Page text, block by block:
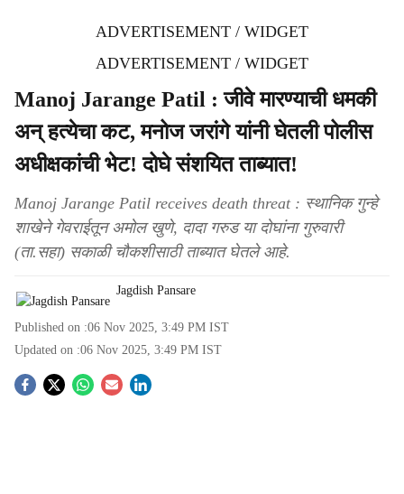
ADVERTISEMENT / WIDGET
ADVERTISEMENT / WIDGET
Manoj Jarange Patil : जीवे मारण्याची धमकी
अन् हत्येचा कट, मनोज जरांगे यांनी घेतली पोलीस
अधीक्षकांची भेट! दोघे संशयित ताब्यात!
Manoj Jarange Patil receives death threat : स्थानिक गुन्हे
शाखेने गेवराईतून अमोल खुणे, दादा गरुड या दोघांना गुरुवारी
(ता.सहा) सकाळी चौकशीसाठी ताब्यात घेतले आहे.
Jagdish Pansare
Published on :06 Nov 2025, 3:49 PM IST
Updated on :06 Nov 2025, 3:49 PM IST
S